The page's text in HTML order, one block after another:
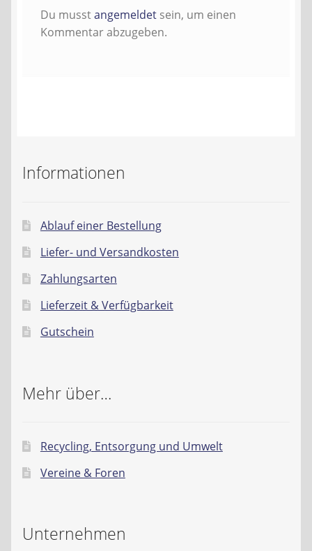
Kontakt
Du musstangemeldetsein, um einen
Kommentar abzugeben.
Informationen
Ablauf einer Bestellung
Liefer- und Versandkosten
Zahlungsarten
Lieferzeit & Verfügbarkeit
Gutschein
Mehr über…
Recycling, Entsorgung und Umwelt
Vereine & Foren
Unternehmen